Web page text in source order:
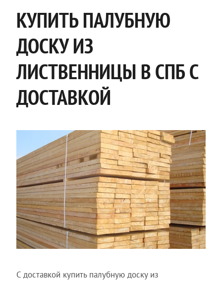
КУПИТЬ ПАЛУБНУЮ
ДОСКУ ИЗ
ЛИСТВЕННИЦЫ В СПБ С
ДОСТАВКОЙ
С доставкой купить палубную доску из